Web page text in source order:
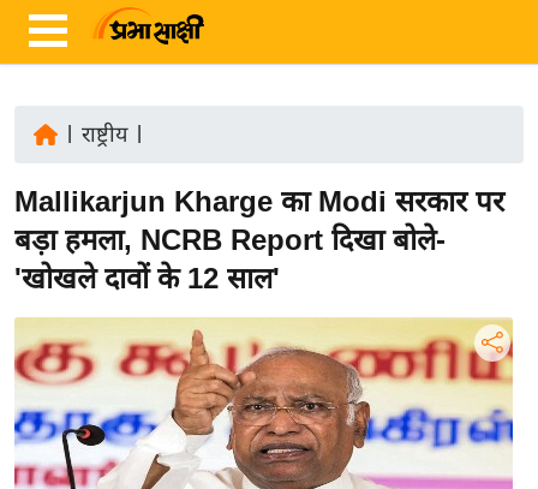
ज़ा
ख
ब
रा
ष्ट्री
य
अं
त
राष्ट्रीय|
Mallikarjun Kharge का Modi सरकार पर
बड़ा हमला, NCRB Report दिखा बोले-
'खोखले दावों के 12 साल'